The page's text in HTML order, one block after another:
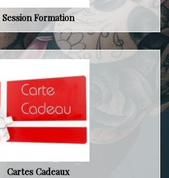
Session Formation
Cartes Cadeaux